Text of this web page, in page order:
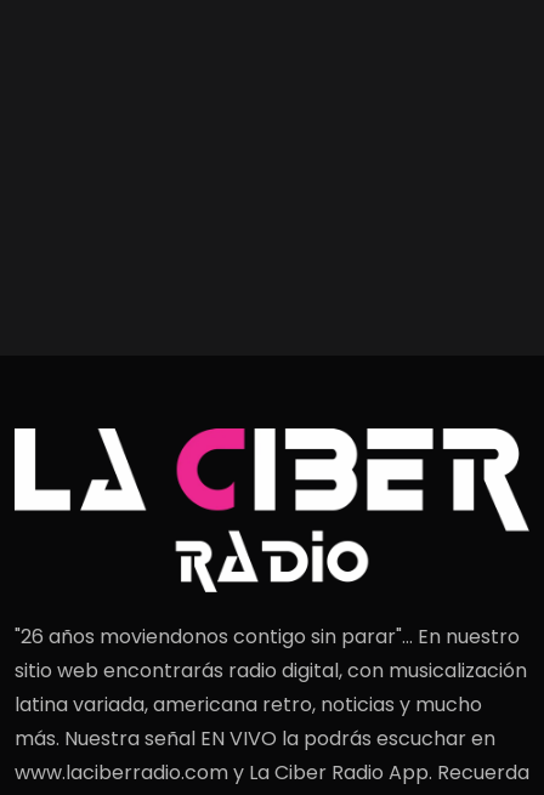
"26 años moviendonos contigo sin parar"... En nuestro
sitio web encontrarás radio digital, con musicalización
latina variada, americana retro, noticias y mucho
más. Nuestra señal EN VIVO la podrás escuchar en
www.laciberradio.com y La Ciber Radio App. Recuerda